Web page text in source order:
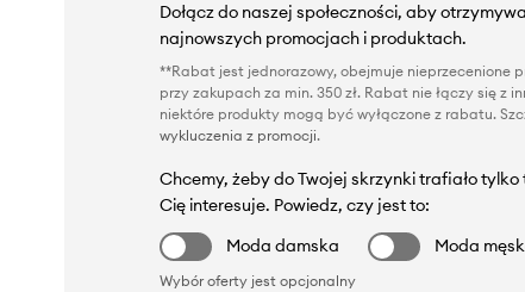
Dołącz do naszej społeczności, aby
najnowszych promocjach i produktach.
**Rabat jest jednorazowy, obejmuje nieprzecenione
przy zakupach za min. 350 zł. Rabat nie łączy się z
niektóre produkty mogą być wyłączone z rabatu.
wykluczenia z promocji.
Chcemy, żeby do Twojej skrzynki trafiało
Cię interesuje. Powiedz, czy jest to:
Moda damska
Moda
Wybór oferty jest opcjonalny